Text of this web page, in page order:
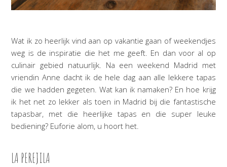
Wat ik zo heerlijk vind aan op vakantie gaan of weekendjes
weg is de inspiratie die het me geeft. En dan voor al op
culinair gebied natuurlijk. Na een weekend Madrid met
vriendin Anne dacht ik de hele dag aan alle lekkere tapas
die we hadden gegeten. Wat kan ik namaken? En hoe krijg
ik het net zo lekker als toen in Madrid bij die fantastische
tapasbar, met die heerlijke tapas en die super leuke
bediening? Euforie alom, u hoort het.
LA PEREJILA